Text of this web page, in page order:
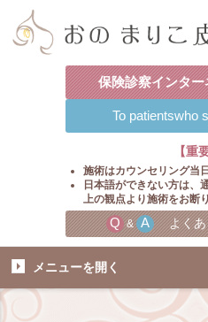
保険診察インタ
To patientswho
【重
施術はカウンセリング当
日本語ができない方は、
上の観点より施術をお断
Q & A よくあ
メニューを開く